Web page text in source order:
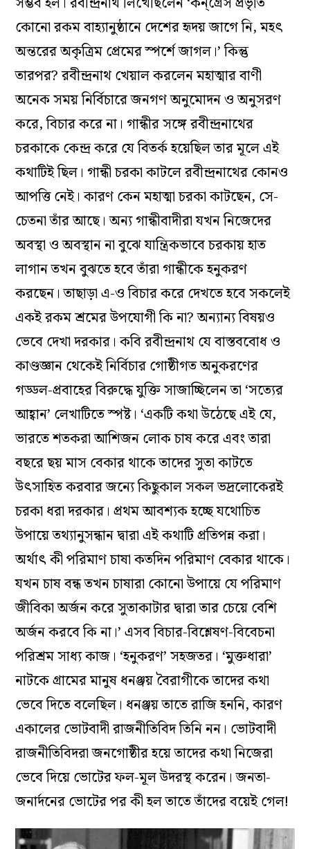
কোনো রকম বাহ্যানুষ্ঠানে দেশের হৃদয় জাগে নি, মহৎ
অন্তরের অকৃত্রিম প্রেমের স্পর্শে জাগল।’ কিন্তু
তারপর? রবীন্দ্রনাথ খেয়াল করলেন মহাত্মার বাণী
অনেক সময় নির্বিচারে জনগণ অনুমোদন ও অনুসরণ
করে, বিচার করে না। গান্ধীর সঙ্গে রবীন্দ্রনাথের
চরকাকে কেন্দ্র করে যে বিতর্ক হয়েছিল তার মূলে এই
কথাটিই ছিল। গান্ধী চরকা কাটলে রবীন্দ্রনাথের কোনও
আপত্তি নেই। কারণ কেন মহাত্মা চরকা কাটছেন, সে-
চেতনা তাঁর আছে। অন্য গান্ধীবাদীরা যখন নিজেদের
অবস্থা ও অবস্থান না বুঝে যান্ত্রিকভাবে চরকায় হাত
লাগান তখন বুঝতে হবে তাঁরা গান্ধীকে হনুকরণ
করছেন। তাছাড়া এ-ও বিচার করে দেখতে হবে সকলেই
একই রকম শ্রমের উপযোগী কি না? অন্যান্য বিষয়ও
ভেবে দেখা দরকার। কবি রবীন্দ্রনাথ যে বাস্তববোধ ও
কাণ্ডজ্ঞান থেকেই নির্বিচার গোষ্ঠীগত অনুকরণের
গড্ডল-প্রবাহের বিরুদ্ধে যুক্তি সাজাচ্ছিলেন তা ‘সত্যের
আহ্বান’ লেখাটিতে স্পষ্ট। ‘একটি কথা উঠেছে এই যে,
ভারতে শতকরা আশিজন লোক চাষ করে এবং তারা
বছরে ছয় মাস বেকার থাকে তাদের সুতা কাটতে
উৎসাহিত করবার জন্যে কিছুকাল সকল ভদ্রলোকেরই
চরকা ধরা দরকার। প্রথম আবশ্যক হচ্ছে যথোচিত
উপায়ে তথ্যানুসন্ধান দ্বারা এই কথাটি প্রতিপন্ন করা।
অর্থাৎ কী পরিমাণ চাষা কতদিন পরিমাণ বেকার থাকে।
যখন চাষ বন্ধ তখন চাষারা কোনো উপায়ে যে পরিমাণ
জীবিকা অর্জন করে সুতাকাটার দ্বারা তার চেয়ে বেশি
অর্জন করবে কি না।’ এসব বিচার-বিশ্লেষণ-বিবেচনা
পরিশ্রম সাধ্য কাজ। ‘হনুকরণ’ সহজতর। ‘মুক্তধারা’
নাটকে গ্রামের মানুষ ধনঞ্জয় বৈরাগীকে তাদের কথা
ভেবে দিতে বলেছিল। ধনঞ্জয় তাতে রাজি হননি, কারণ
একালের ভোটবাদী রাজনীতিবিদ তিনি নন। ভোটবাদী
রাজনীতিবিদরা জনগোষ্ঠীর হয়ে তাদের কথা নিজেরা
ভেবে দিয়ে ভোটের ফল-মূল উদরস্থ করেন। জনতা-
জনার্দনের ভোটের পর কী হল তাতে তাঁদের বয়েই গেল!